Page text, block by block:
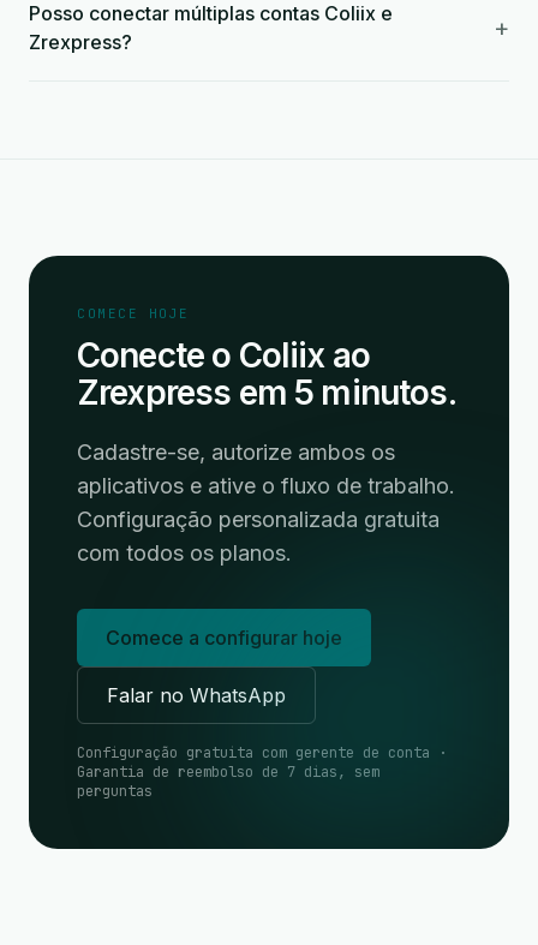
Posso conectar múltiplas contas Coliix e
Zrexpress?
+
COMECE HOJE
Conecte o Coliix ao
Zrexpress em 5 minutos.
Cadastre-se, autorize ambos os
aplicativos e ative o fluxo de trabalho.
Configuração personalizada gratuita
com todos os planos.
Comece a configurar hoje
Falar no WhatsApp
Configuração gratuita com gerente de conta ·
Garantia de reembolso de 7 dias, sem
perguntas